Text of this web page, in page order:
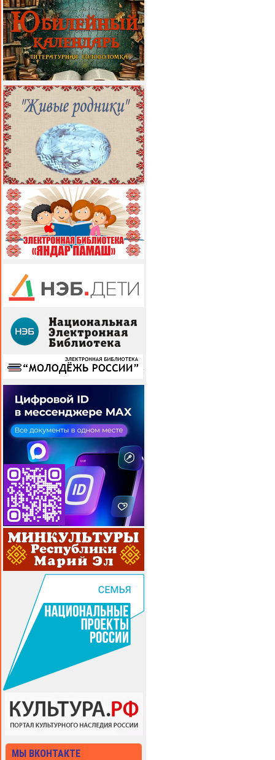
МЫ ВКОНТАКТЕ